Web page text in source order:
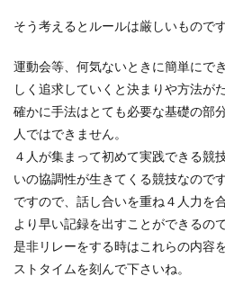
そう考えるとルールは厳しいものです
運動会等、何気ないときに簡単にで
しく追求していくと決まりや方法が
確かに手法はとても必要な基礎の部
人ではできません。
４人が集まって初めて実践できる競
いの協調性が生きてくる競技なのです
ですので、話し合いを重ね４人力を
より早い記録を出すことができるので
是非リレーをする時はこれらの内容
ストタイムを刻んで下さいね。